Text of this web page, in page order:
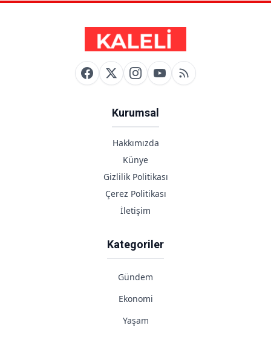
Kurumsal
Hakkımızda
Künye
Gizlilik Politikası
Çerez Politikası
İletişim
Kategoriler
Gündem
Ekonomi
Yaşam